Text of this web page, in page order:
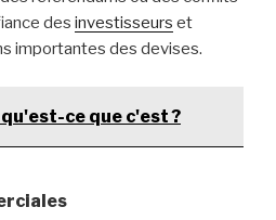
des investisseurs et
importantes des devises.
qu'est-ce que c'est ?